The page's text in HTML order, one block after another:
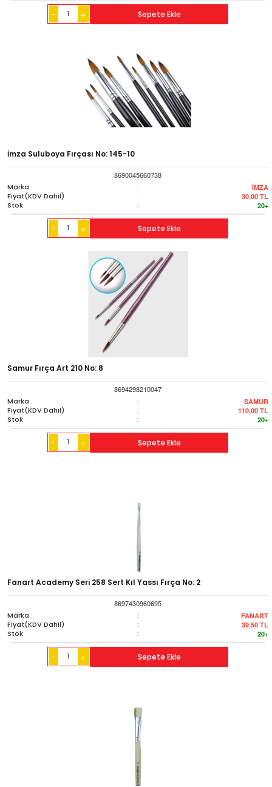
- + Sepete Ekle
İmza Suluboya Fırçası No: 145-10
8690045660738
Marka
: İMZA
Fiyat(KDV Dahil) : 30,00 TL
Stok : 20+
- + Sepete Ekle
Samur Fırça Art 210 No: 8
8694298210047
Marka
: SAMUR
Fiyat(KDV Dahil) : 110,00 TL
Stok : 20+
- + Sepete Ekle
Fanart Academy Seri 258 Sert Kıl Yassı Fırça No: 2
8697430960695
Marka
: FANART
Fiyat(KDV Dahil) : 39,50 TL
Stok : 20+
- + Sepete Ekle